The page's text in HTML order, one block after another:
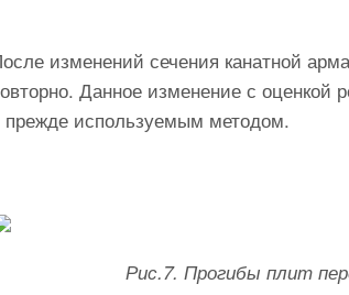
изменений сечения канатной
Данное изменение с оценкой
прежде используемым методом.
Рис.7. Прогибы плит